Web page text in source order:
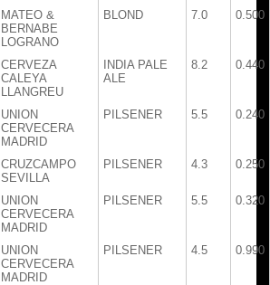
MATEO &
BERNABE
LOGRANO
BLOND 7.0 0.500
CERVEZA
CALEYA
LLANGREU
INDIA PALE
ALE
8.2 0.440
UNION
CERVECERA
MADRID
PILSENER 5.5 0.240
CRUZCAMPO
SEVILLA
PILSENER 4.3 0.250
UNION
CERVECERA
MADRID
PILSENER 5.5 0.320
UNION
CERVECERA
MADRID
PILSENER 4.5 0.990